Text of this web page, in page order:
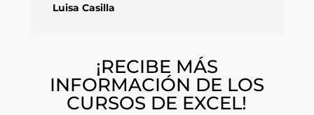
Luisa Casilla
¡RECIBE MÁS
INFORMACIÓN DE LOS
CURSOS DE EXCEL!